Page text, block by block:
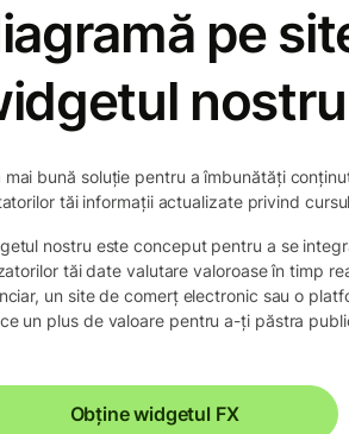
pe
mai bună soluție pentru a îmbunătăți
tăi informații actualizate privind
nostru este conceput pentru a se
tăi date valutare valoroase în timp
un site de comerț electronic sau o
un plus de valoare pentru a-ți păstra
Obține widgetul FX